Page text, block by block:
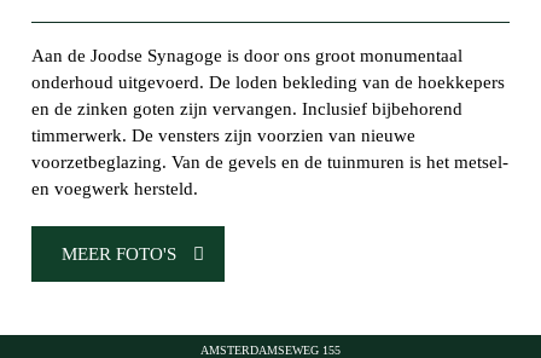
Aan de Joodse Synagoge is door ons groot monumentaal
onderhoud uitgevoerd. De loden bekleding van de hoekkepers
en de zinken goten zijn vervangen. Inclusief bijbehorend
timmerwerk. De vensters zijn voorzien van nieuwe
voorzetbeglazing. Van de gevels en de tuinmuren is het metsel-
en voegwerk hersteld.
MEER FOTO'S
AMSTERDAMSEWEG 155